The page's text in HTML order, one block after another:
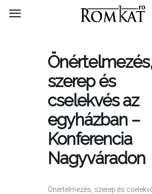
RomKat.ro
szerep és
cselekvés az
egyházban –
Konferencia
Nagyváradon
Önértelmezés, szerep és